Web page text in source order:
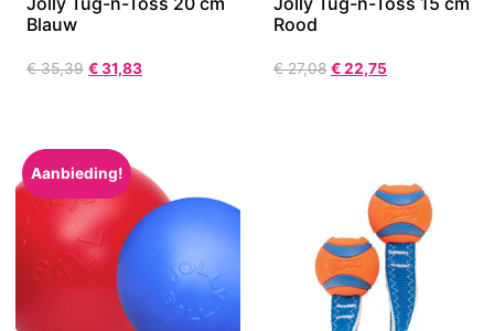
Blauw
€35,39 €31,83
Rood
€27,08 €22,75
Aanbieding!